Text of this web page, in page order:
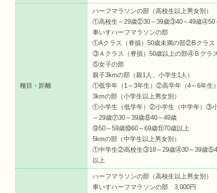
種目・距離
ハーフマラソンの部（高校生以上男女別）
①高校生～29歳②30～39歳③40～49歳④50
車いすハーフマラソンの部
①Aクラス（脊損）50歳未満の部②Bクラス
③Ａクラス（脊損）50歳以上の部④Ｂクラ
⑤女子の部
親子3kmの部（親1人、小学生1人）
①低学年（1～3年生）②高学年（4～6年生
3kmの部（小学生以上男女別）
①小学生（低学年）②小学生（中学年）③
～29歳⑦30～39歳⑧40～49歳
⑨50～59歳⑩60～69歳⑪70歳以上
5kmの部（中学生以上男女別）
①中学生②高校生③18～29歳④30～39歳
以上
ハーフマラソンの部（高校生以上男女別
車いすハーフマラソンの部 3,000円